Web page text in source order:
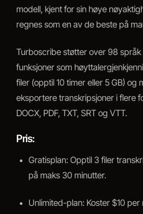
modell, kjent for sin høye
regnes som en av de beste på
Turboscribe støtter over 98
funksjoner som
filer (opptil 10 timer eller 5 GB) og
eksportere transkripsjoner i flere
DOCX, PDF, TXT, SRT og VTT.
Pris:
Gratisplan: Opptil 3 filer
på maks 30 minutter.
Unlimited-plan: Koster $10